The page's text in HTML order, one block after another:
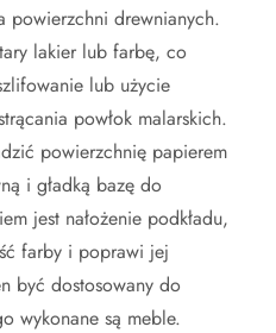
powierzchni drewnianych.
lakier lub farbę, co
lub użycie
powłok malarskich.
powierzchnię papierem
i gładką bazę do
jest nałożenie podkładu,
farby i poprawi jej
być dostosowany do
wykonane są meble.